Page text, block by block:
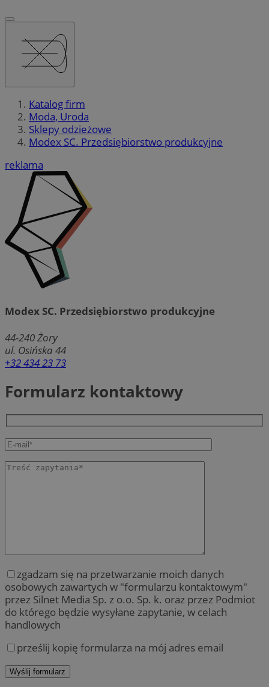
Katalog firm
Moda, Uroda
Sklepy odzieżowe
Modex SC. Przedsiębiorstwo produkcyjne
reklama
Modex SC. Przedsiębiorstwo produkcyjne
44-240Żory
ul. Osińska 44
+32 434 23 73
Formularz kontaktowy
zgadzam się na przetwarzanie moich danych
osobowych zawartych w "formularzu kontaktowym"
przez Silnet Media Sp. z o.o. Sp. k. oraz przez Podmiot
do którego będzie wysyłane zapytanie, w celach
handlowych
prześlij kopię formularza na mój adres email